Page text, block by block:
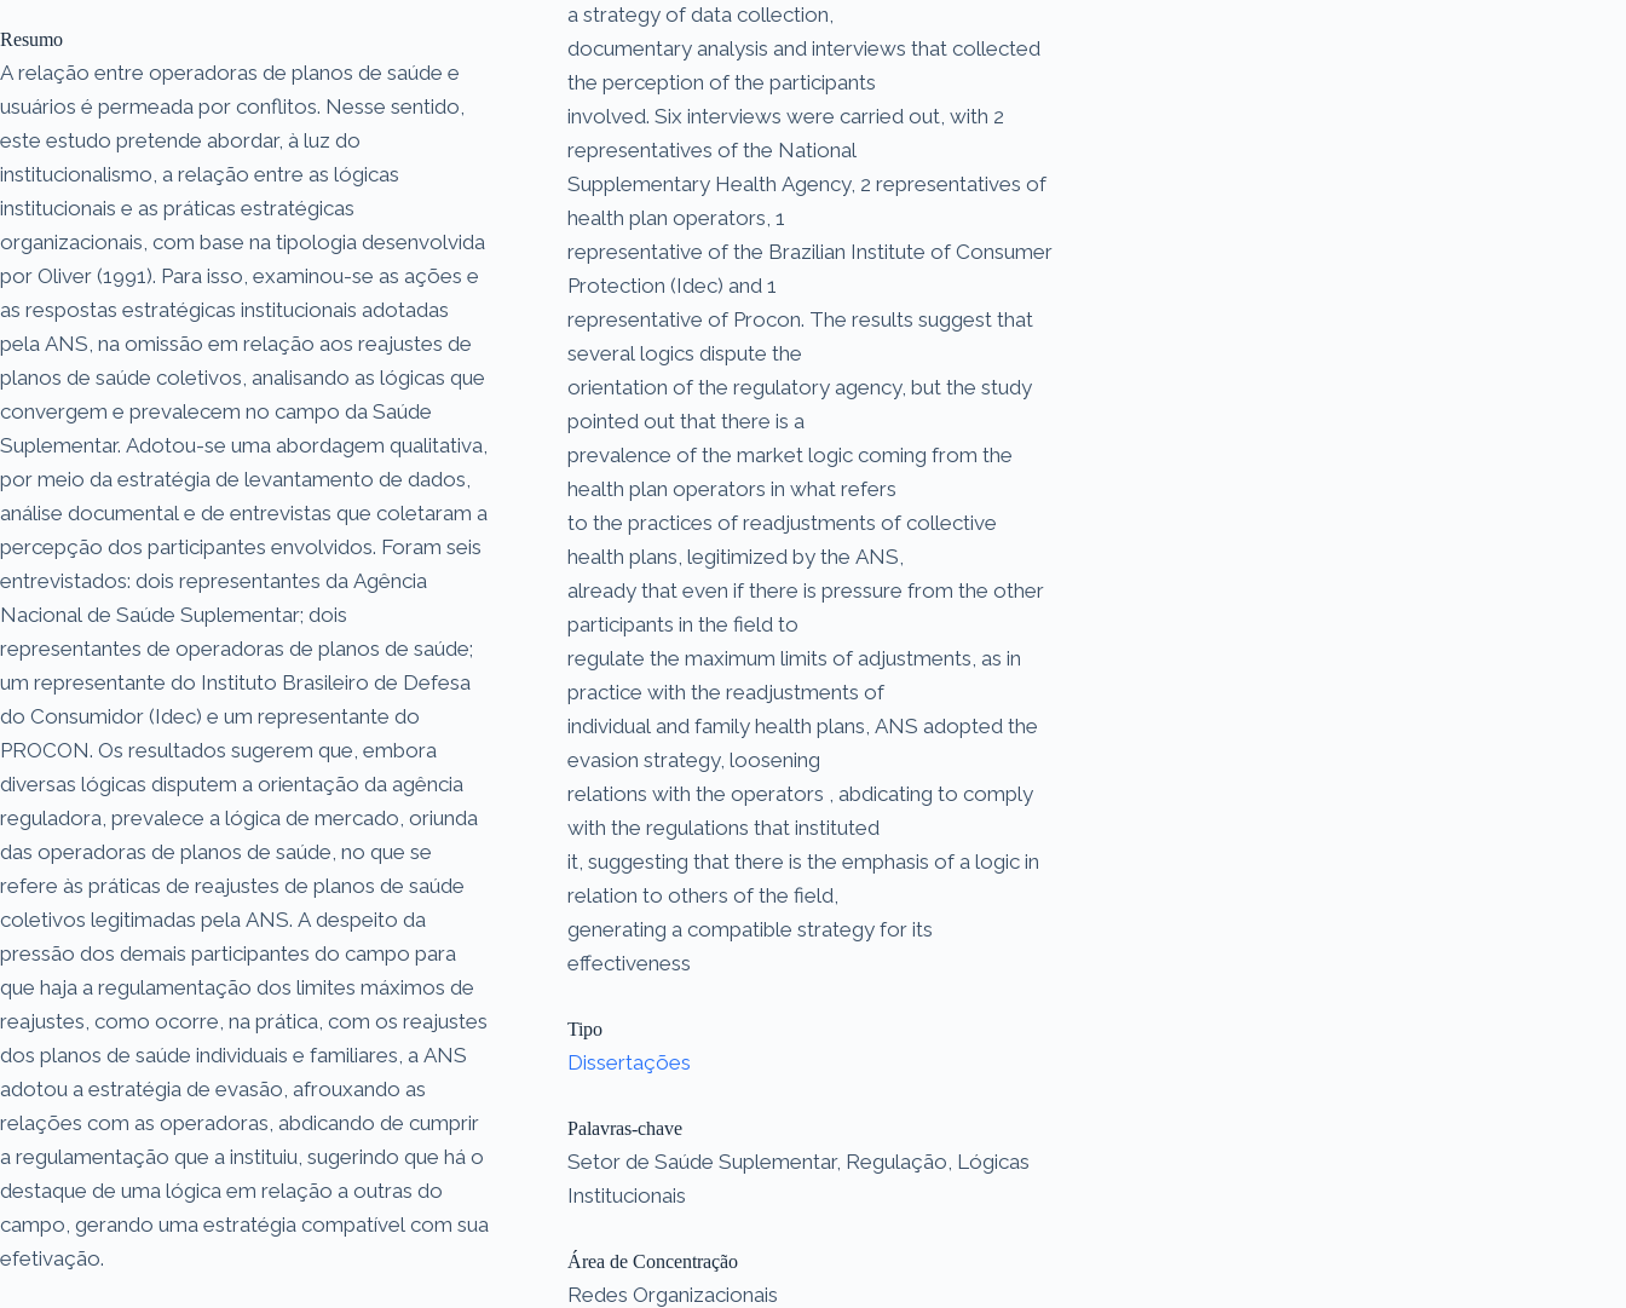
Resumo
A relação entre operadoras de planos de saúde e
usuários é permeada por conflitos. Nesse sentido,
este estudo pretende abordar, à luz do
institucionalismo, a relação entre as lógicas
institucionais e as práticas estratégicas
organizacionais, com base na tipologia desenvolvida
por Oliver (1991). Para isso, examinou-se as ações e
as respostas estratégicas institucionais adotadas
pela ANS, na omissão em relação aos reajustes de
planos de saúde coletivos, analisando as lógicas que
convergem e prevalecem no campo da Saúde
Suplementar. Adotou-se uma abordagem qualitativa,
por meio da estratégia de levantamento de dados,
análise documental e de entrevistas que coletaram a
percepção dos participantes envolvidos. Foram seis
entrevistados: dois representantes da Agência
Nacional de Saúde Suplementar; dois
representantes de operadoras de planos de saúde;
um representante do Instituto Brasileiro de Defesa
do Consumidor (Idec) e um representante do
PROCON. Os resultados sugerem que, embora
diversas lógicas disputem a orientação da agência
reguladora, prevalece a lógica de mercado, oriunda
das operadoras de planos de saúde, no que se
refere às práticas de reajustes de planos de saúde
coletivos legitimadas pela ANS. A despeito da
pressão dos demais participantes do campo para
que haja a regulamentação dos limites máximos de
reajustes, como ocorre, na prática, com os reajustes
dos planos de saúde individuais e familiares, a ANS
adotou a estratégia de evasão, afrouxando as
relações com as operadoras, abdicando de cumprir
a regulamentação que a instituiu, sugerindo que há o
destaque de uma lógica em relação a outras do
campo, gerando uma estratégia compatível com sua
efetivação.
a strategy of data collection,
documentary analysis and interviews that collected
the perception of the participants
involved. Six interviews were carried out, with 2
representatives of the National
Supplementary Health Agency, 2 representatives of
health plan operators, 1
representative of the Brazilian Institute of Consumer
Protection (Idec) and 1
representative of Procon. The results suggest that
several logics dispute the
orientation of the regulatory agency, but the study
pointed out that there is a
prevalence of the market logic coming from the
health plan operators in what refers
to the practices of readjustments of collective
health plans, legitimized by the ANS,
already that even if there is pressure from the other
participants in the field to
regulate the maximum limits of adjustments, as in
practice with the readjustments of
individual and family health plans, ANS adopted the
evasion strategy, loosening
relations with the operators , abdicating to comply
with the regulations that instituted
it, suggesting that there is the emphasis of a logic in
relation to others of the field,
generating a compatible strategy for its
effectiveness
Tipo
Dissertações
Palavras-chave
Setor de Saúde Suplementar, Regulação, Lógicas
Institucionais
Área de Concentração
Redes Organizacionais